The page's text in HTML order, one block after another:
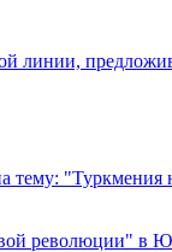
линии,
тему:
революции" в